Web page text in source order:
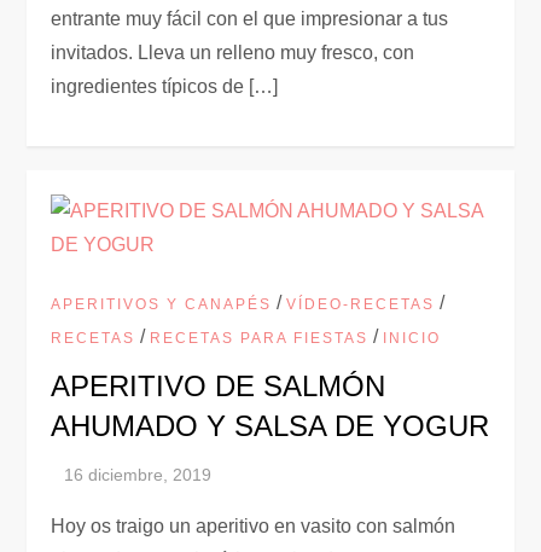
entrante muy fácil con el que impresionar a tus
invitados. Lleva un relleno muy fresco, con
ingredientes típicos de […]
APERITIVOS Y CANAPÉS /VÍDEO-RECETAS /
RECETAS / RECETAS PARA FIESTAS / INICIO
APERITIVO DE SALMÓN
AHUMADO Y SALSA DE YOGUR
Hoy os traigo un aperitivo en vasito con salmón